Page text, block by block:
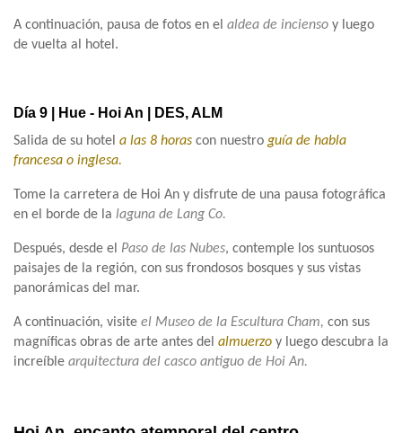
A continuación, pausa de fotos en el aldea de incienso y luego
de vuelta al hotel.
Día 9 | Hue - Hoi An | DES, ALM
Salida de su hotel a las 8 horas con nuestro guía de habla
francesa o inglesa.
Tome la carretera de Hoi An y disfrute de una pausa fotográfica
en el borde de la laguna de Lang Co.
Después, desde el Paso de las Nubes, contemple los suntuosos
paisajes de la región, con sus frondosos bosques y sus vistas
panorámicas del mar.
A continuación, visite el Museo de la Escultura Cham, con sus
magníficas obras de arte antes del almuerzo y luego descubra la
increíble arquitectura del casco antiguo de Hoi An.